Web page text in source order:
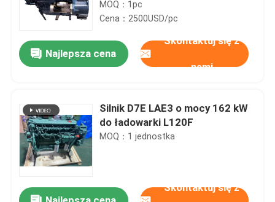
Dom
Produkty
O nas
MOQ：1pc
Cena：2500USD/pc
Najlepsza cena
Skontaktuj się z
nami
Silnik D7E LAE3 o mocy 162 kW
do ładowarki L120F
MOQ：1 jednostka
Skontaktuj się z